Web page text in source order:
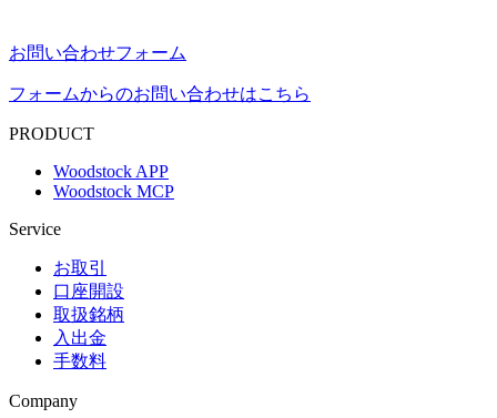
お問い合わせフォーム
フォームからのお問い合わせはこちら
PRODUCT
Woodstock APP
Woodstock MCP
Service
お取引
口座開設
取扱銘柄
入出金
手数料
Company